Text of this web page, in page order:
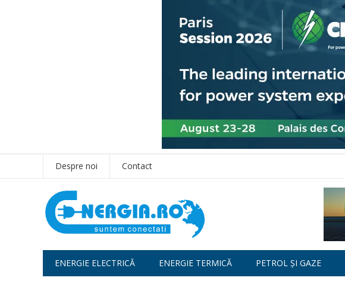
Despre noi Contact
ENERGIE ELECTRICĂ ENERGIE TERMICĂ PETROL ȘI GAZE